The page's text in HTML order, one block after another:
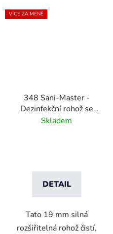
VÍCE ZA MÉNĚ
348 Sani-Master -
Dezinfekční rohož se
sušicí zónou -
Skladem
DETAIL
Tato 19 mm silná
rozšiřitelná rohož čistí,